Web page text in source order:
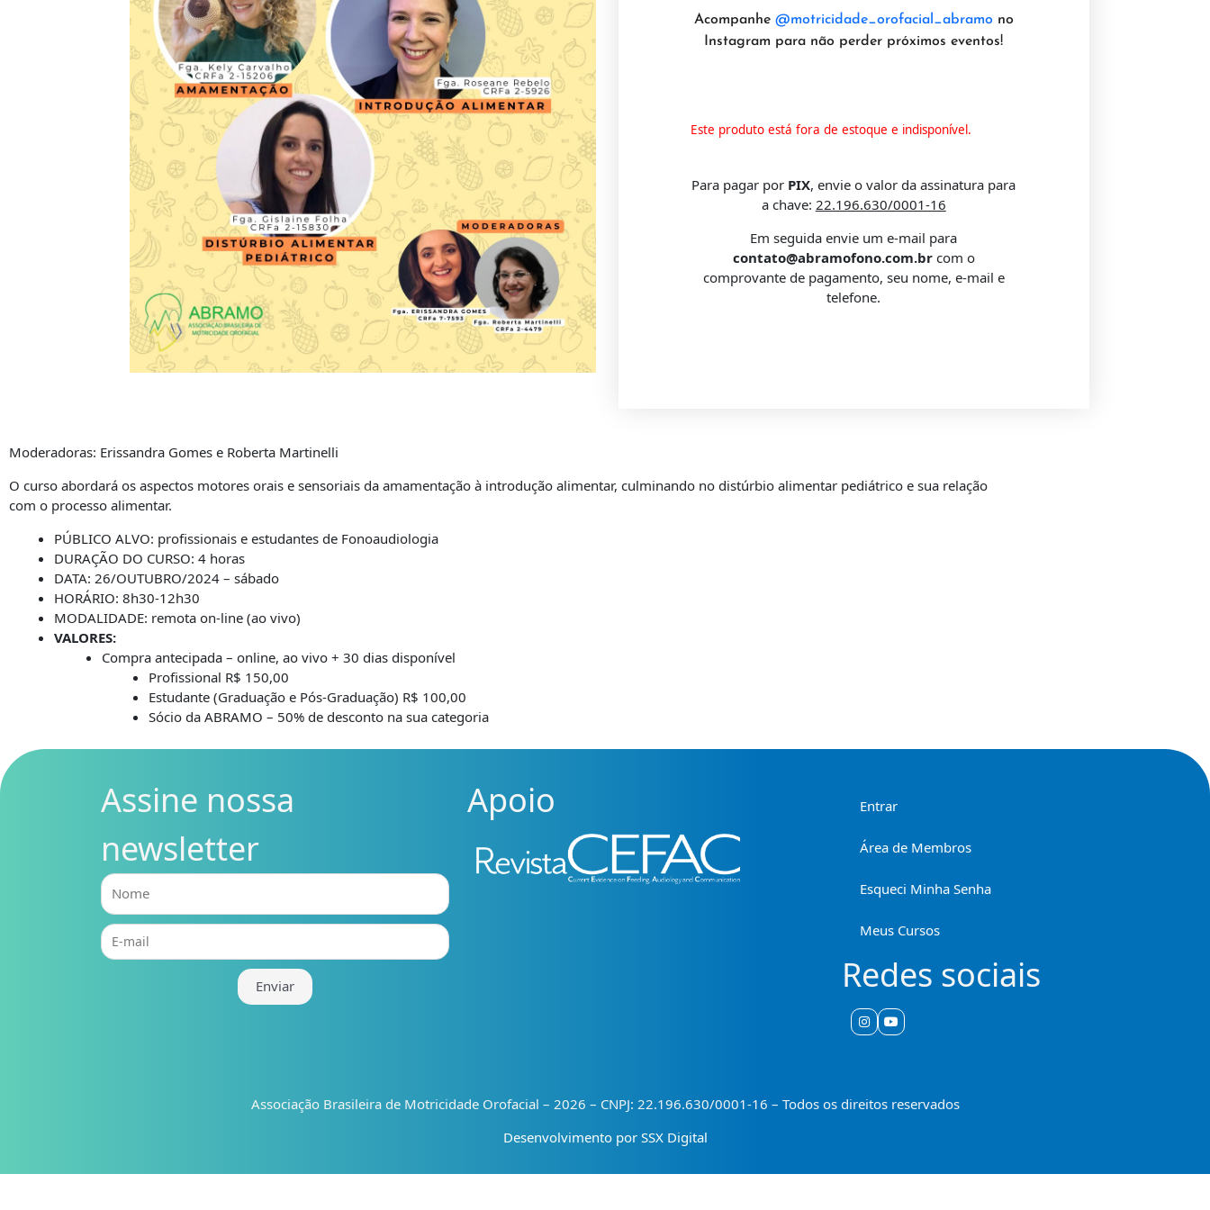
Acompanhe @motricidade_orofacial_abramo no
Instagram para não perder próximos eventos!
Este produto está fora de estoque e indisponível.
Para pagar por PIX, envie o valor da assinatura para
a chave: 22.196.630/0001-16
Em seguida envie um e-mail para
contato@abramofono.com.brcom o
comprovante de pagamento, seu nome, e-mail e
telefone.
Moderadoras: Erissandra Gomes e Roberta Martinelli
O curso abordará os aspectos motores orais e sensoriais da amamentação à introdução alimentar, culminando no distúrbio alimentar pediátrico e sua relação
com o processo alimentar.
PÚBLICO ALVO: profissionais e estudantes de Fonoaudiologia
DURAÇÃO DO CURSO: 4 horas
DATA: 26/OUTUBRO/2024 – sábado
HORÁRIO: 8h30-12h30
MODALIDADE: remota on-line (ao vivo)
VALORES:
Compra antecipada – online, ao vivo + 30 dias disponível
Profissional R$ 150,00
Estudante (Graduação e Pós-Graduação) R$ 100,00
Sócio da ABRAMO – 50% de desconto na sua categoria
Assine nossa
newsletter
Nome
E-
mail
Enviar
Apoio Entrar
Área de Membros
Esqueci Minha Senha
Meus Cursos
Redes sociais
Associação Brasileira de Motricidade Orofacial – 2026 – CNPJ: 22.196.630/0001-16 – Todos os direitos reservados
Desenvolvimento por SSX Digital